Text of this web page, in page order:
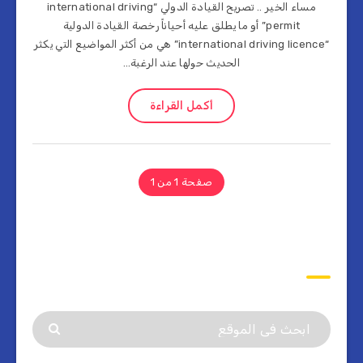
مساء الخير .. تصريح القيادة الدولي “international driving
permit” أو ما يطلق عليه أحياناً رخصة القيادة الدولية
“international driving licence” هي من أكثر المواضيع التي يكثر
الحديث حولها عند الرغبة…
أكمل القراءة
صفحة 1 من 1